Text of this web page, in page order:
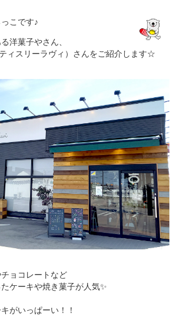
インターネット投信
内
たいこうNavi
をご利用のお客さま向け）
ログイン（※）
ビ株式会社が提供するサービスです。
ルスナビ株式会社が運営するサイトとなりま
のお客さま
フィスe-バンキング
こです♪
洋菓子やさん、
ィスリーラヴィ）さんをご紹介します☆
ョコレートなど
ケーキや焼き菓子が人気✨
がいっぱーい！！